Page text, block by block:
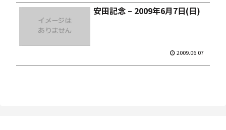
安田記念 – 2009年6月7日(日)
2009.06.07